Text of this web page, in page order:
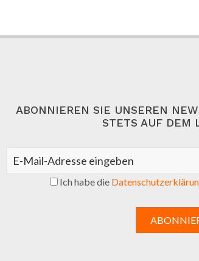
ABONNIEREN SIE UNSEREN
STETS AUF DEM
Ich habe die